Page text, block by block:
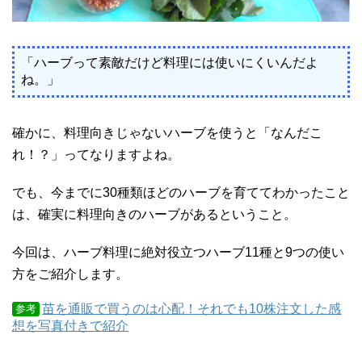
「ハーブって素敵だけど料理には使いにくいんだよ
ね。」
確かに、料理向きじゃないハーブを使うと「なんだこ
れ！？」ってなりますよね。
でも、今までに30種類ほどのハーブを育ててわかったこと
は、確実に料理向きのハーブがあるということ。
今回は、ハーブ料理に絶対役立つハーブ11種と9つの使い
方をご紹介します。
参考 苗を通販で買うのは心配！それでも10株注文した感
想を写真付きで紹介